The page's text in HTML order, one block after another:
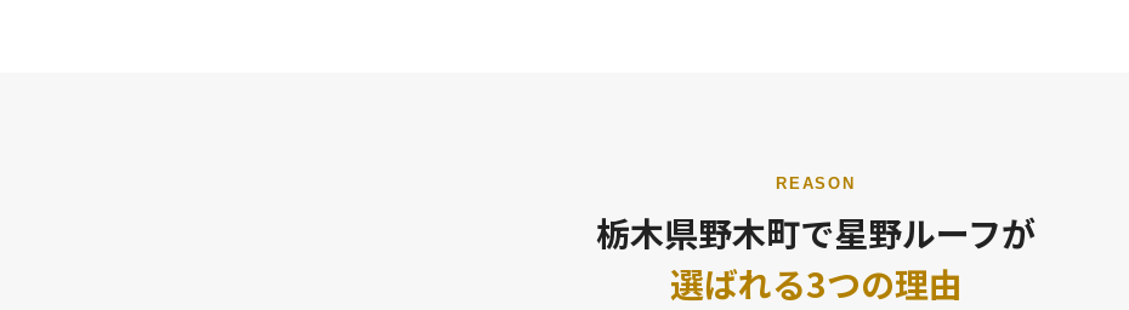
REASON
栃木県野木町で星野ルーフが
選ばれる3つの理由